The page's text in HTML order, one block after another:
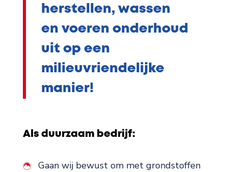
herstellen, wassen
en voeren onderhoud
uit op een
milieuvriendelijke
manier!
Als duurzaam bedrijf:
Gaan wij bewust om met grondstoffen